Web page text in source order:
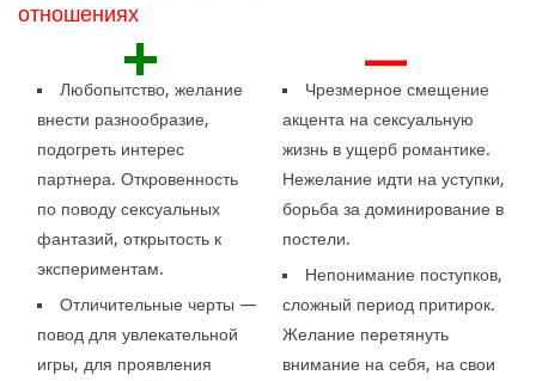
отношениях
+
Любопытство, желание
внести разнообразие,
подогреть интерес
партнера. Откровенность
по поводу сексуальных
фантазий, открытость к
экспериментам.
Отличительные черты —
повод для увлекательной
игры, для проявления
—
Чрезмерное смещение
акцента на сексуальную
жизнь в ущерб романтике.
Нежелание идти на уступки,
борьба за доминирование в
постели.
Непонимание поступков,
сложный период притирок.
Желание перетянуть
внимание на себя, на свои